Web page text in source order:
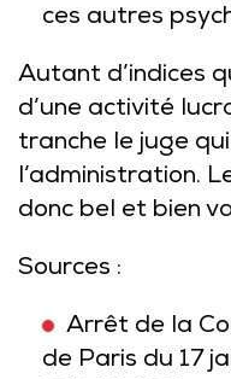
ces autres
Autant d’indices
d’une activité
tranche le juge
l’administration.
donc bel et bien
Sources :
Arrêt de la
de Paris du 17